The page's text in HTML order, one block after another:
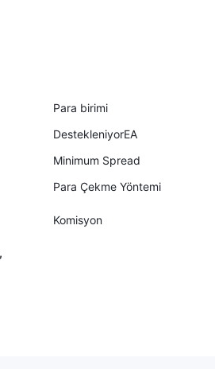
Para birimi
DestekleniyorEA
Minimum Spread
Para Çekme Yöntemi
Komisyon